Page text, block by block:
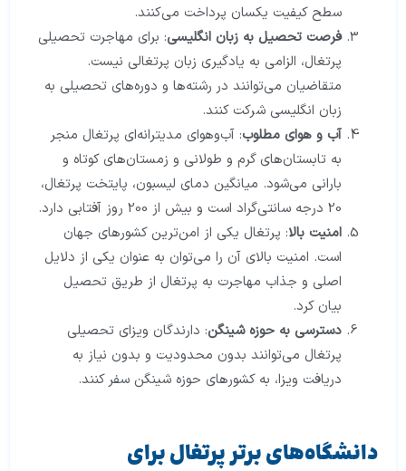
سطح کیفیت یکسان پرداخت می‌کنند.
فرصت تحصیل به زبان انگلیسی: برای مهاجرت تحصیلی
پرتغال، الزامی به یادگیری زبان پرتغالی نیست.
متقاضیان می‌توانند در رشته‌ها و دوره‌های تحصیلی به
زبان انگلیسی شرکت کنند.
آب و هوای مطلوب: آب‌وهوای مدیترانه‌ای پرتغال منجر
به تابستان‌های گرم و طولانی و زمستان‌های کوتاه و
بارانی می‌شود. میانگین دمای لیسبون، پایتخت پرتغال،
20 درجه سانتی‌گراد است و بیش از 200 روز آفتابی دارد.
امنیت بالا: پرتغال یکی از امن‌ترین کشورهای جهان
است. امنیت بالای آن را می‌توان به عنوان یکی از دلایل
اصلی و جذاب مهاجرت به پرتغال از طریق تحصیل
بیان کرد.
دسترسی به حوزه شینگن: دارندگان ویزای تحصیلی
پرتغال می‌توانند بدون محدودیت و بدون نیاز به
دریافت ویزا، به کشورهای حوزه شینگن سفر کنند.
دانشگاه‌های برتر پرتغال برای